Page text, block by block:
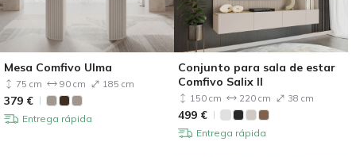
Mesa Comfivo Ulma
75 cm 90 cm 185 cm
379 €
Entrega rápida
Conjunto para sala de estar
Comfivo Salix II
150 cm 220 cm 38 cm
499 €
Entrega rápida